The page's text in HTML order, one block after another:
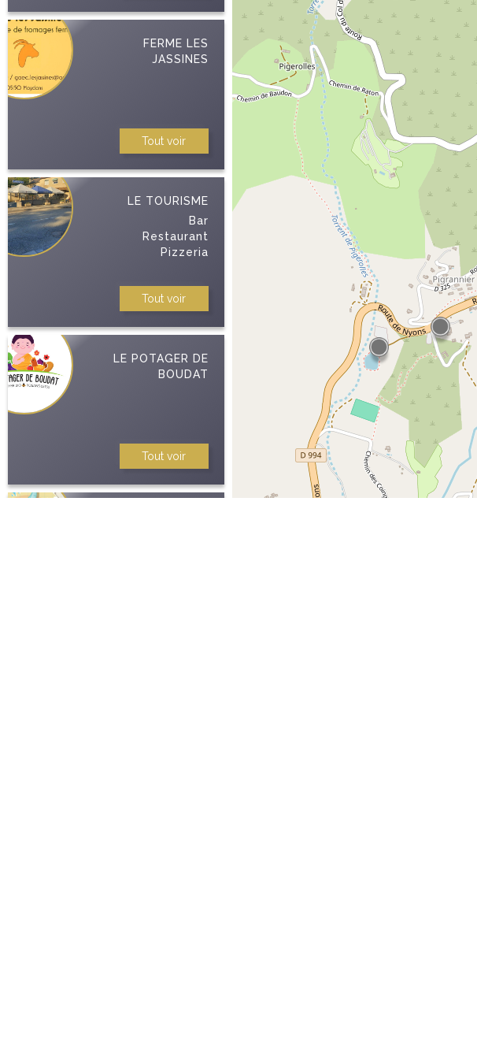
FERME LES
JASSINES
Tout voir
LE TOURISME
Bar
Restaurant
Pizzeria
Agricol
Relais pickup
Tout voir
LE POTAGER DE
BOUDAT
Tout voir